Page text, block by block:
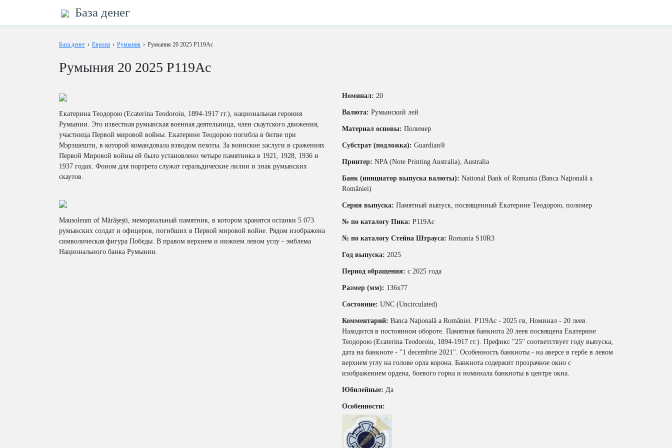
База денег
База денег › Европа › Румыния › Румыния 20 2025 P119Ac
Румыния 20 2025 P119Ac
Екатерина Теодорою (Ecaterina Teodoroiu, 1894-1917 гг.), национальная героиня
Румынии. Это известная румынская военная деятельница, член скаутского движения,
участница Первой мировой войны. Екатерине Теодорою погибла в битве при
Мэрэшешти, в которой командовала взводом пехоты. За воинские заслуги в сражениях
Первой Мировой войны ей было установлено четыре памятника в 1921, 1928, 1936 и
1937 годах. Фоном для портрета служат геральдические лилии и знак румынских
скаутов.
Mausoleum of Mărășești, мемориальный памятник, в котором хранятся останки 5 073
румынских солдат и офицеров, погибших в Первой мировой войне. Рядом изображена
символическая фигура Победы. В правом верхнем и нижнем левом углу - эмблема
Национального банка Румынии.
Номинал: 20
Валюта: Румынский лей
Материал основы: Полимер
Субстрат (подложка): Guardian®
Принтер: NPA (Note Printing Australia), Australia
Банк (инициатор выпуска валюты): National Bank of Romania (Banca Naţională a
României)
Серия выпуска: Памятный выпуск, посвященный Екатерине Теодорою, полимер
№ по каталогу Пика: P119Ac
№ по каталогу Стейна Штрауса: Romania S10R3
Год выпуска: 2025
Период обращения: с 2025 года
Размер (мм): 136x77
Состояние: UNC (Uncirculated)
Комментарий: Banca Naţională a României. P119Ac - 2025 гв, Номинал - 20 леев.
Находится в постоянном обороте. Памятная банкнота 20 леев посвящена Екатерине
Теодорою (Ecaterina Teodoroiu, 1894-1917 гг.). Префикс "25" соответствует году выпуска,
дата на банкноте - "1 decembrie 2021". Особенность банкноты - на аверсе в гербе в левом
верхнем углу на голове орла корона. Банкнота содержит прозрачное окно с
изображением ордена, боевого горна и номинала банкноты в центре окна.
Юбилейные: Да
Особенности: